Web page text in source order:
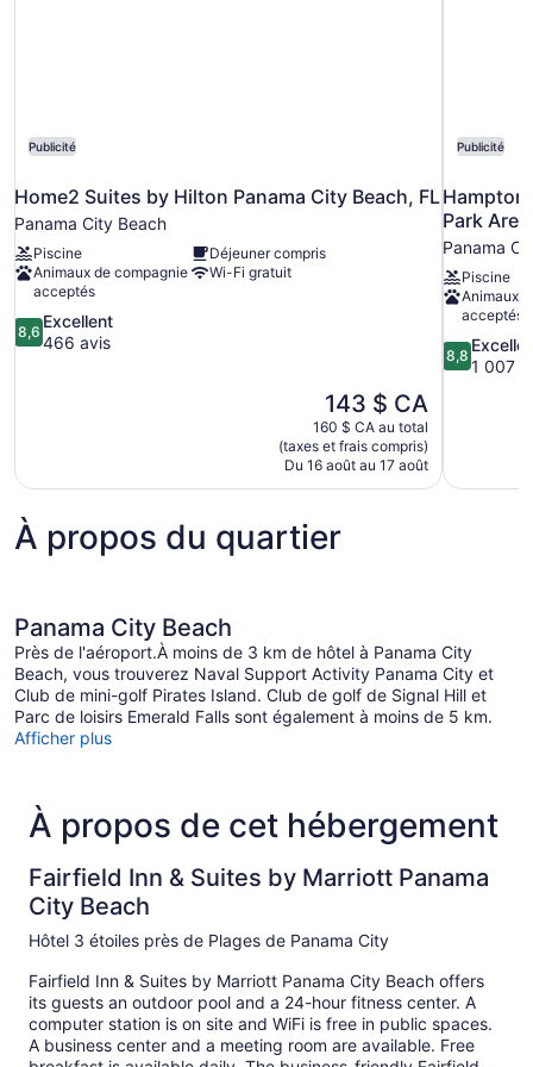
Publicité
Home2 Suites by Hilton Panama City Beach, FL
Panama City Beach
Piscine
Déjeuner compris
Animaux de compagnie
acceptés
Wi-Fi gratuit
8.6
sur
8,6
Excellent
466 avis
Le
prix
est
de
143 $ CA
143 $ CA
160 $ CA au total
(taxes et frais compris)
Du 16 août au 17 août
Publicité
Hampton
Park Area
Panama
Piscine
Animaux
acceptés
8.8
sur
8,8
1 007
À propos du quartier
Panama City Beach
Près de l'aéroport.À moins de 3 km de hôtel à Panama City
Beach, vous trouverez Naval Support Activity Panama City et
Club de mini-golf Pirates Island. Club de golf de Signal Hill et
Parc de loisirs Emerald Falls sont également à moins de 5 km.
Afficher plus
À propos de cet hébergement
Fairfield Inn & Suites by Marriott Panama
City Beach
Hôtel 3 étoiles près de Plages de Panama City
Fairfield Inn & Suites by Marriott Panama City Beach offers
its guests an outdoor pool and a 24-hour fitness center. A
computer station is on site and WiFi is free in public spaces.
A business center and a meeting room are available. Free